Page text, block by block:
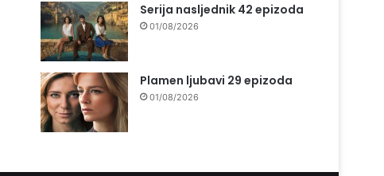
Serija nasljednik 42 epizoda
01/08/2026
Plamen ljubavi 29 epizoda
01/08/2026